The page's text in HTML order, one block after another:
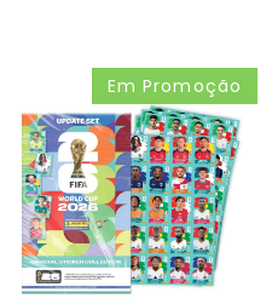
Em Promoção